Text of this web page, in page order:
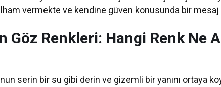
vermekte ve kendine güven konusunda bir mesaj
Göz Renkleri: Hangi Renk Ne
serin bir su gibi derin ve gizemli bir yanını ortaya